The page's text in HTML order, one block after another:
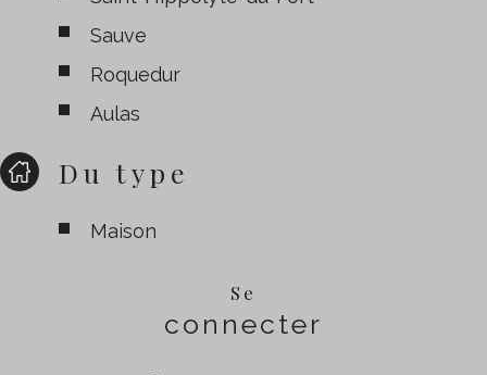
Sauve
Roquedur
Aulas
Du type
Maison
Se
connecter